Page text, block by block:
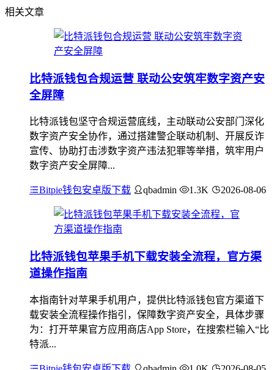
相关文章
比特派钱包合规运营 联动公安筑牢数字资产安
全屏障
比特派钱包坚守合规运营底线，主动联动公安部门深化
数字资产安全协作，通过搭建警企联动机制、开展反诈
宣传、协助打击涉数字资产违法犯罪等举措，筑牢用户
数字资产安全屏障...
Bitpie钱包安卓版下载 qbadmin 1.3K 2026-08-06
比特派钱包苹果手机下载安装全流程，官方渠
道操作指南
本指南针对苹果手机用户，提供比特派钱包官方渠道下
载安装全流程操作指引，保障数字资产安全，具体步骤
为：打开苹果官方应用商店App Store，在搜索栏输入“比
特派...